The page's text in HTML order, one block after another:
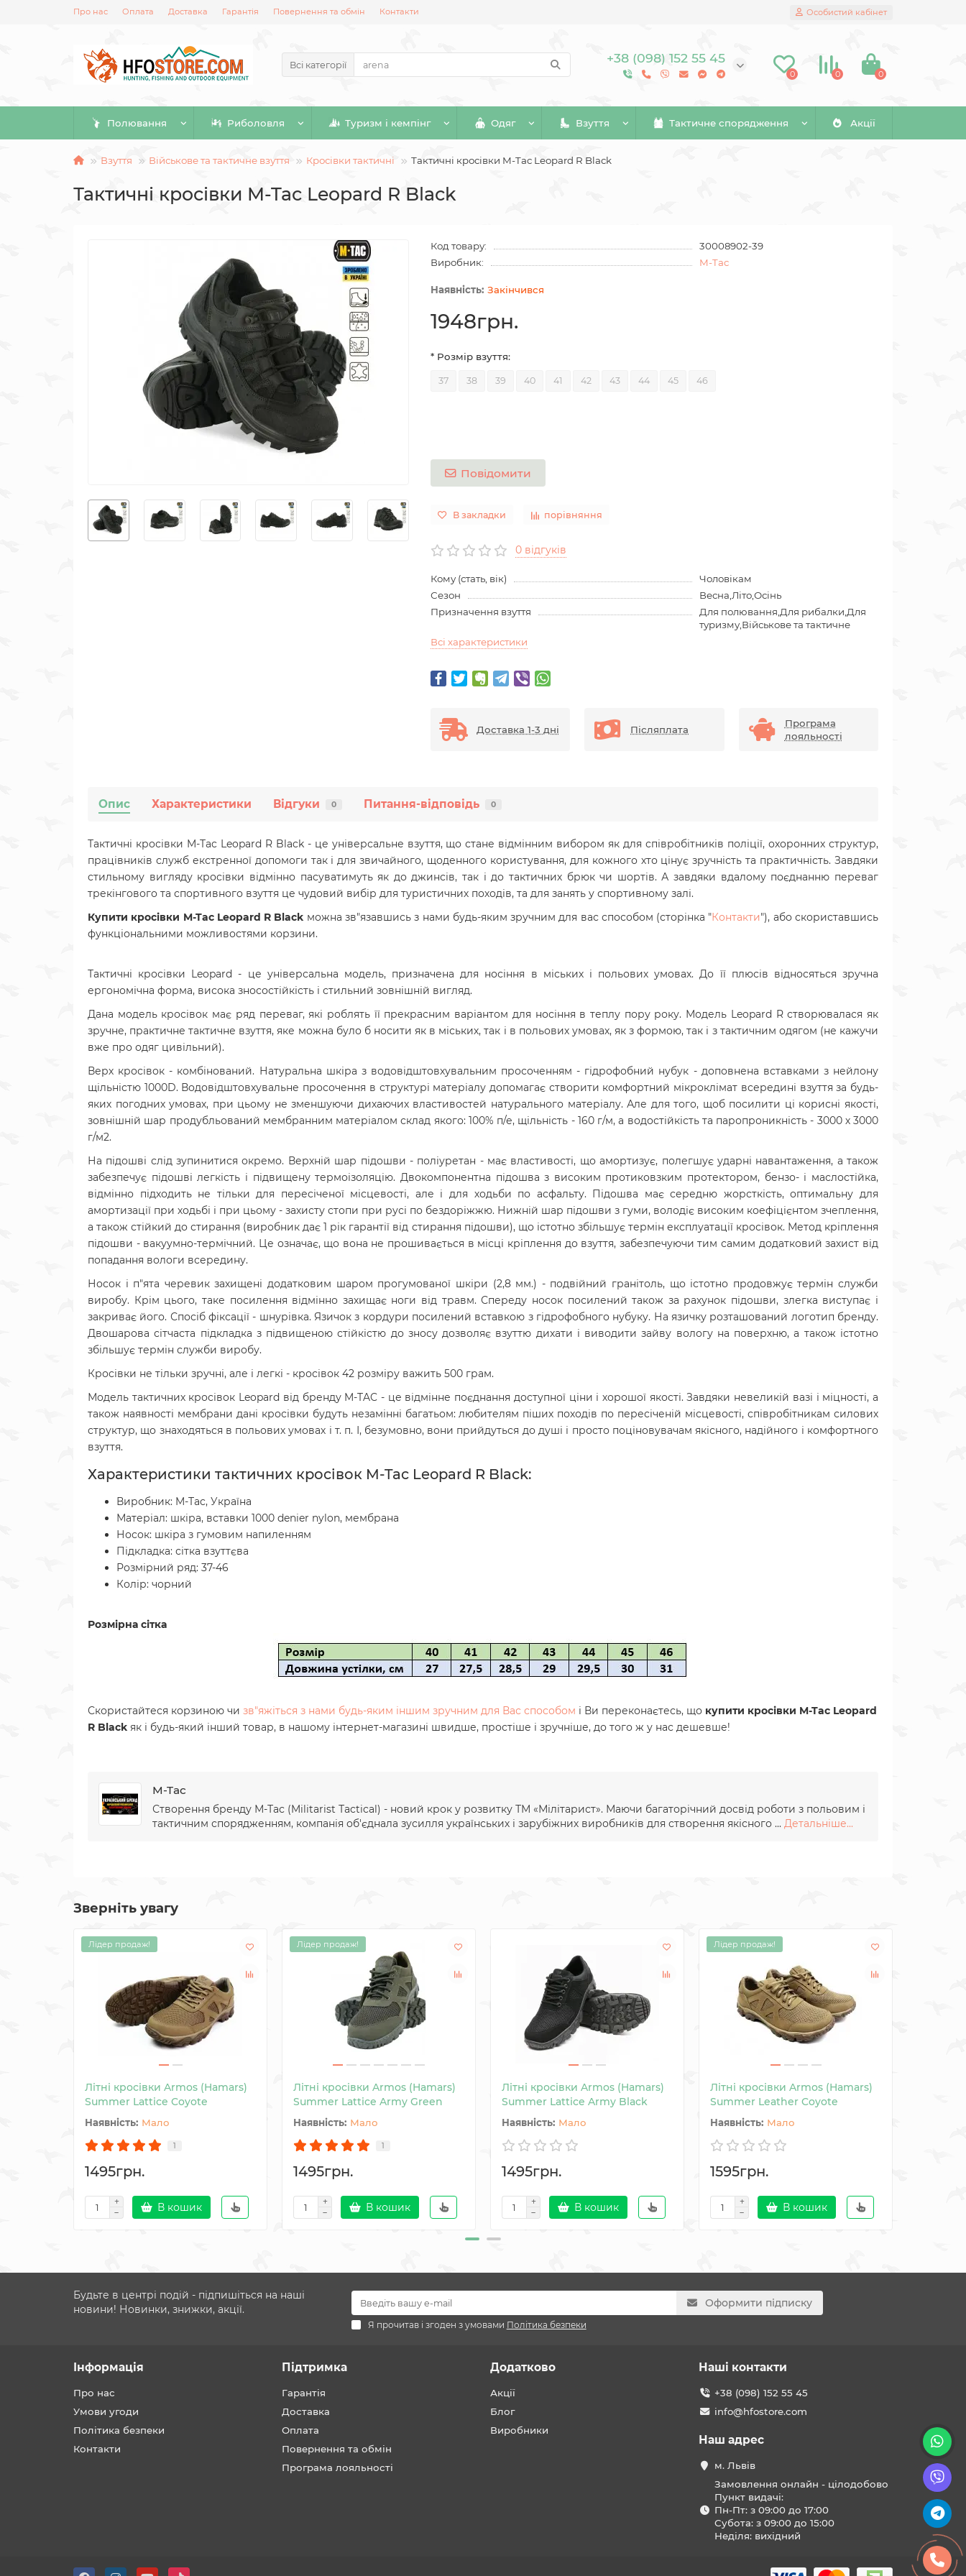
Про нас Оплата Доставка Гарантія Повернення та обмін Контакти Особистий кабінет
Всі категорії +38 (098) 152 55 45
0 0 0
Полювання Риболовля Туризм і кемпінг Одяг Взуття Тактичне спорядження Акції
Взуття Військове та тактичне взуття Кросівки тактичні Тактичні кросівки M-Tac Leopard R Black
Тактичні кросівки M-Tac Leopard R Black
Код товару:
30008902-39
Виробник:
M-Tac
Закінчився
1948грн.
* Розмір взуття:
37 38 39 40 41 42 43 44 45 46
Повідомити
В закладки порівняння
0 відгуків
Кому (стать, вік)
Чоловікам
Сезон
Весна,Літо,Осінь
Призначення взуття
Для полювання,Для рибалки,Для
туризму,Військове та тактичне
Всі характеристики
Доставка 1-3 дні Післяплата
Програма
лояльності
Опис Характеристики Відгуки 0 Питання-відповідь 0
Тактичні кросівки M-Tac Leopard R Black - це універсальне взуття, що стане відмінним вибором як для співробітників поліції, охоронних структур,
працівників служб екстренної допомоги так і для звичайного, щоденного користування, для кожного хто цінує зручність та практичність. Завдяки
стильному вигляду кросівки відмінно пасуватимуть як до джинсів, так і до тактичних брюк чи шортів. А завдяки вдалому поєднанню переваг
трекінгового та спортивного взуття це чудовий вибір для туристичних походів, та для занять у спортивному залі.
Купити кросівки M-Tac Leopard R Black можна зв"язавшись з нами будь-яким зручним для вас способом (сторінка "Контакти"), або скориставшись
функціональними можливостями корзини.
Тактичні кросівки Leopard - це універсальна модель, призначена для носіння в міських і польових умовах. До її плюсів відносяться зручна
ергономічна форма, висока зносостійкість і стильний зовнішній вигляд.
Дана модель кросівок має ряд переваг, які роблять її прекрасним варіантом для носіння в теплу пору року. Модель Leopard R створювалася як
зручне, практичне тактичне взуття, яке можна було б носити як в міських, так і в польових умовах, як з формою, так і з тактичним одягом (не кажучи
вже про одяг цивільний).
Верх кросівок - комбінований. Натуральна шкіра з водовідштовхувальним просоченням - гідрофобний нубук - доповнена вставками з нейлону
щільністю 1000D. Водовідштовхувальне просочення в структурі матеріалу допомагає створити комфортний мікроклімат всередині взуття за будь-
яких погодних умовах, при цьому не зменшуючи дихаючих властивостей натурального матеріалу. Але для того, щоб посилити ці корисні якості,
зовнішній шар продубльований мембранним матеріалом склад якого: 100% п/е, щільність - 160 г/м, а водостійкість та паропроникність - 3000 х 3000
г/м2.
На підошві слід зупинитися окремо. Верхній шар підошви - поліуретан - має властивості, що амортизує, полегшує ударні навантаження, а також
забезпечує підошві легкість і підвищену термоізоляцію. Двокомпонентна підошва з високим протиковзким протектором, бензо- і маслостійка,
відмінно підходить не тільки для пересіченої місцевості, але і для ходьби по асфальту. Підошва має середню жорсткість, оптимальну для
амортизації при ходьбі і при цьому - захисту стопи при русі по бездоріжжю. Нижній шар підошви з гуми, володіє високим коефіцієнтом зчеплення,
а також стійкий до стирання (виробник дає 1 рік гарантії від стирання підошви), що істотно збільшує термін експлуатації кросівок. Метод кріплення
підошви - вакуумно-термічний. Це означає, що вона не прошивається в місці кріплення до взуття, забезпечуючи тим самим додатковий захист від
попадання вологи всередину.
Носок і п"ята черевик захищені додатковим шаром прогумованої шкіри (2,8 мм.) - подвійний гранітоль, що істотно продовжує термін служби
виробу. Крім цього, таке посилення відмінно захищає ноги від травм. Спереду носок посилений також за рахунок підошви, злегка виступає і
закриває його. Спосіб фіксації - шнурівка. Язичок з кордури посилений вставкою з гідрофобного нубуку. На язичку розташований логотип бренду.
Двошарова сітчаста підкладка з підвищеною стійкістю до зносу дозволяє взуттю дихати і виводити зайву вологу на поверхню, а також істотно
збільшує термін служби виробу.
Кросівки не тільки зручні, але і легкі - кросівок 42 розміру важить 500 грам.
Модель тактичних кросівок Leopard від бренду M-TAC - це відмінне поєднання доступної ціни і хорошої якості. Завдяки невеликій вазі і міцності, а
також наявності мембрани дані кросівки будуть незамінні багатьом: любителям піших походів по пересіченій місцевості, співробітникам силових
структур, що знаходяться в польових умовах і т. п. І, безумовно, вони прийдуться до душі і просто поціновувачам якісного, надійного і комфортного
взуття.
Характеристики тактичних кросівок M-Tac Leopard R Black:
Виробник: M-Tac, Україна
Матеріал: шкіра, вставки 1000 denier nylon, мембрана
Носок: шкіра з гумовим напиленням
Підкладка: сітка взуттєва
Розмірний ряд: 37-46
Колір: чорний
Розмірна сітка
Скористайтеся корзиною чи зв"яжіться з нами будь-яким іншим зручним для Вас способом і Ви переконаєтесь, що купити кросівки M-Tac Leopard
R Black як і будь-який інший товар, в нашому інтернет-магазині швидше, простіше і зручніше, до того ж у нас дешевше!
M-Tac
Створення бренду М-Тас (Militarist Тactical) - новий крок у розвитку ТМ «Мілітарист». Маючи багаторічний досвід роботи з польовим і
тактичним спорядженням, компанія об'єднала зусилля українських і зарубіжних виробників для створення якісного ... Детальніше...
Зверніть увагу
Лідер продаж!
Літні кросівки Armos (Hamars)
Summer Lattice Coyote
Мало
1
1495грн.
В кошик
Лідер продаж!
Літні кросівки Armos (Hamars)
Summer Lattice Army Green
Мало
1
1495грн.
В кошик
Літні кросівки Armos (Hamars)
Summer Lattice Army Black
Мало
1495грн.
В кошик
Лідер продаж!
Літні кросівки Armos (Hamars)
Summer Leather Coyote
Мало
1595грн.
В кошик
Будьте в центрі подій - підпишіться на наші
новини! Новинки, знижки, акції.
Оформити підписку
Я прочитав і згоден з умовами Політика безпеки
Інформація
Про нас
Умови угоди
Політика безпеки
Контакти
Підтримка
Гарантія
Доставка
Оплата
Повернення та обмін
Програма лояльності
Додатково
Акції
Блог
Виробники
Наші контакти
+38 (098) 152 55 45
info@hfostore.com
Наш адрес
м. Львів
Замовлення онлайн - цілодобово
Пункт видачі:
Пн-Пт: з 09:00 до 17:00
Субота: з 09:00 до 15:00
Неділя: вихідний